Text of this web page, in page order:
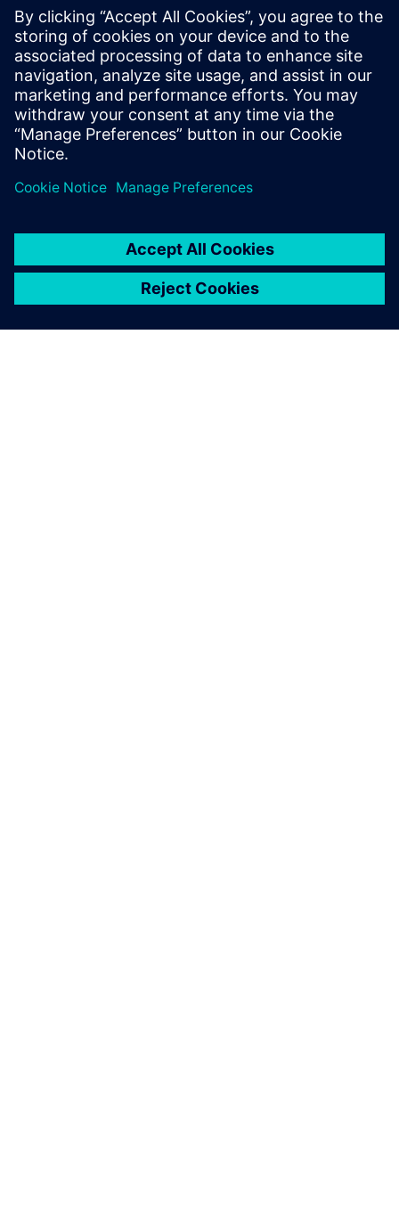
proyectos en el proceso de
cálculo de costes objetivo.
Hoy en día, procesamos
muchos más proyectos por
empleado. Hemos duplicado
con creces nuestra capacidad
de asumir proyectos.
Jörn Kleinschmidt, Director de Introducción global de